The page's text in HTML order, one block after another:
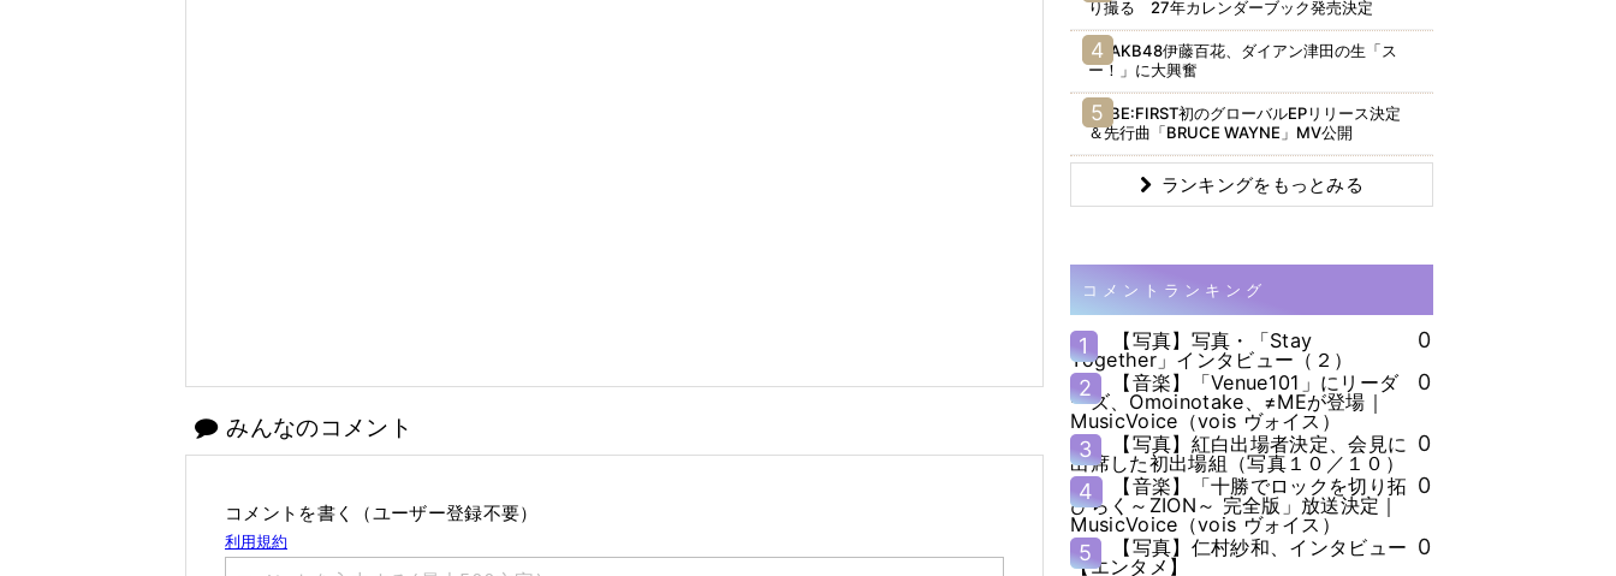
みんなのコメント
コメントを書く（ユーザー登録不要）
り撮る 27年カレンダーブック発売決定
AKB48伊藤百花、ダイアン津田の生「ス
ー！」に大興奮
BE:FIRST初のグローバルEPリリース決定
＆先行曲「BRUCE WAYNE」MV公開
ランキングをもっとみる
コメントランキング
1
【写真】写真・「Stay
Together」インタビュー（２）
0
2
【音楽】「Venue101」にリーダ
ーズ、Omoinotake、≠MEが登場｜
MusicVoice（vois ヴォイス）
0
3
【写真】紅白出場者決定、会見に
出席した初出場組（写真１０／１０）
0
4
【音楽】「十勝でロックを切り拓
ひらく～ZION～ 完全版」放送決定｜
MusicVoice（vois ヴォイス）
0
5
【写真】仁村紗和、インタビュー
【エンタメ】
0